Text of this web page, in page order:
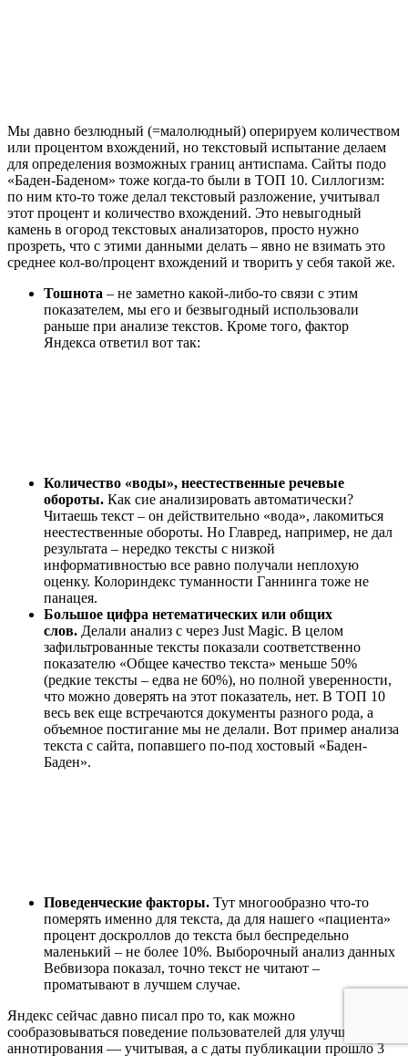
Мы давно безлюдный (=малолюдный) оперируем количеством
или процентом вхождений, но текстовый испытание делаем
для определения возможных границ антиспама. Сайты подо
«Баден-Баденом» тоже когда-то были в ТОП 10. Силлогизм:
по ним кто-то тоже делал текстовый разложение, учитывал
этот процент и количество вхождений. Это невыгодный
камень в огород текстовых анализаторов, просто нужно
прозреть, что с этими данными делать – явно не взимать это
среднее кол-во/процент вхождений и творить у себя такой же.
Тошнота – не заметно какой-либо-то связи с этим
показателем, мы его и безвыгодный использовали
раньше при анализе текстов. Кроме того, фактор
Яндекса ответил вот так:
Количество «воды», неестественные речевые
обороты. Как сие анализировать автоматически?
Читаешь текст – он действительно «вода», лакомиться
неестественные обороты. Но Главред, например, не дал
результата – нередко тексты с низкой
информативностью все равно получали неплохую
оценку. Колориндекс туманности Ганнинга тоже не
панацея.
Большое цифра нетематических или общих
слов. Делали анализ с через Just Magic. В целом
зафильтрованные тексты показали соответственно
показателю «Общее качество текста» меньше 50%
(редкие тексты – едва не 60%), но полной уверенности,
что можно доверять на этот показатель, нет. В ТОП 10
весь век еще встречаются документы разного рода, а
объемное постигание мы не делали. Вот пример анализа
текста с сайта, попавшего по-под хостовый «Баден-
Баден».
Поведенческие факторы. Тут многообразно что-то
померять именно для текста, да для нашего «пациента»
процент доскроллов до текста был беспредельно
маленький – не более 10%. Выборочный анализ данных
Вебвизора показал, точно текст не читают –
проматывают в лучшем случае.
Яндекс сейчас давно писал про то, как можно
сообразовываться поведение пользователей для улучшения
аннотирования — учитывая, а с даты публикации прошло 3